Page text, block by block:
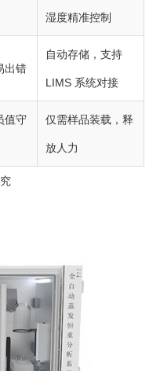
湿度精准控制
出错
自动存储，支持
LIMS 系统对接
值守 仅需样品装载，释
放人力